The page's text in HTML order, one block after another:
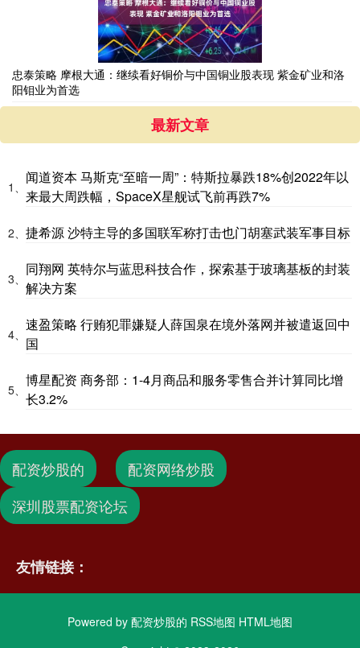
忠泰策略 摩根大通：继续看好铜价与中国铜业股表现 紫金矿业和洛
阳钼业为首选
最新文章
1、
闻道资本 马斯克“至暗一周”：特斯拉暴跌18%创2022年以
来最大周跌幅，SpaceX星舰试飞前再跌7%
2、 捷希源 沙特主导的多国联军称打击也门胡塞武装军事目标
3、
同翔网 英特尔与蓝思科技合作，探索基于玻璃基板的封装
解决方案
4、
速盈策略 行贿犯罪嫌疑人薛国泉在境外落网并被遣返回中
国
5、
博星配资 商务部：1-4月商品和服务零售合并计算同比增
长3.2%
配资炒股的
配资网络炒股
深圳股票配资论坛
友情链接：
Powered by 配资炒股的 RSS地图 HTML地图